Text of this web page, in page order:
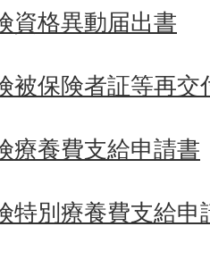
資格異動届出書
被保険者証等再交
療養費支給申請書
特別療養費支給申